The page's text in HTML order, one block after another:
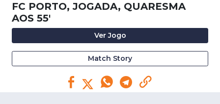
FC PORTO, JOGADA, QUARESMA
AOS 55'
Ver Jogo
Match Story